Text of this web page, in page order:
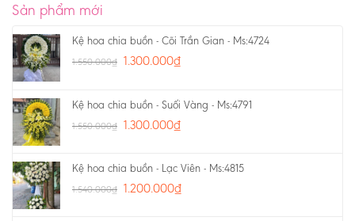
Sản phẩm mới
Kệ hoa chia buồn - Cõi Trần Gian - Ms:4724
1.550.000₫ 1.300.000₫
Kệ hoa chia buồn - Suối Vàng - Ms:4791
1.550.000₫ 1.300.000₫
Kệ hoa chia buồn - Lạc Viên - Ms:4815
1.540.000₫ 1.200.000₫